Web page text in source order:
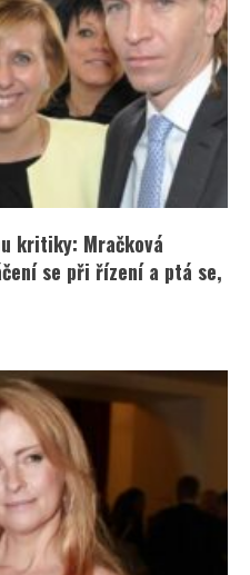
kritiky: Mračková
se při řízení a ptá se,